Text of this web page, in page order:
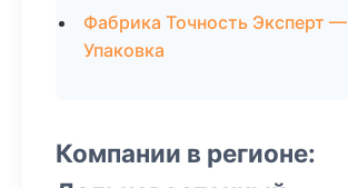
Фабрика Точность Эксперт —
Упаковка
Компании в регионе: